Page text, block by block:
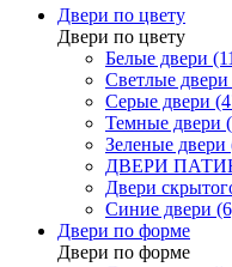
Двери по цвету
Двери по цвету
Белые двери
Светлые двери
Серые двери
Темные двери
Зеленые двери
ДВЕРИ
Двери
Синие двери
Двери по форме
Двери по форме